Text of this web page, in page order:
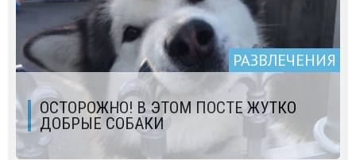
РАЗВЛЕЧЕНИЯ
ОСТОРОЖНО! В ЭТОМ ПОСТЕ ЖУТКО
ДОБРЫЕ СОБАКИ